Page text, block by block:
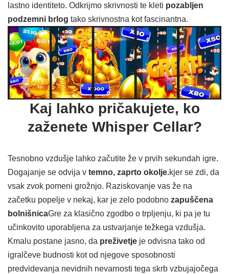
lastno identiteto. Odkrijmo skrivnosti te kleti pozabljen
podzemni brlog tako skrivnostna kot fascinantna.
Kaj lahko pričakujete, ko
zaženete Whisper Cellar?
Tesnobno vzdušje lahko začutite že v prvih sekundah igre.
Dogajanje se odvija v temno, zaprto okolje.kjer se zdi, da
vsak zvok pomeni grožnjo. Raziskovanje vas že na
začetku popelje v nekaj, kar je zelo podobno zapuščena
bolnišnicaGre za klasično zgodbo o trpljenju, ki pa je tu
učinkovito uporabljena za ustvarjanje težkega vzdušja.
Kmalu postane jasno, da preživetje je odvisna tako od
igralčeve budnosti kot od njegove sposobnosti
predvidevanja nevidnih nevarnosti tega skrb vzbujajočega